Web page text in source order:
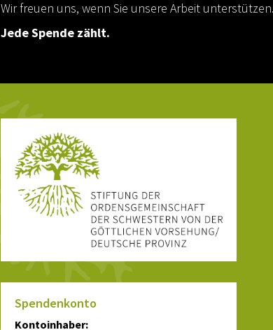
Wir freuen uns, wenn Sie unsere Arbeit unterstützen.
Jede Spende zählt.
Spendenkonto
Kontoinhaber: